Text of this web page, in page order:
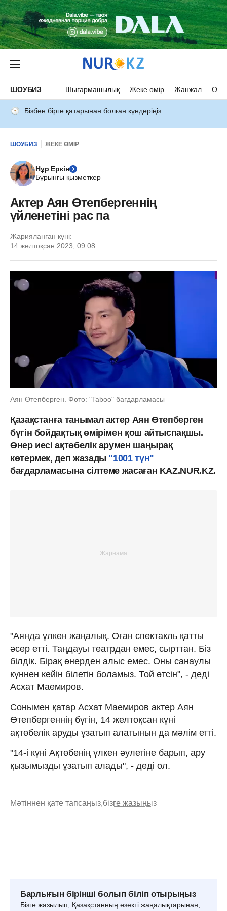
ШОУБИЗ Шығармашылық Жеке өмір Жанжал
Бізбен бірге қатарынан болған күндеріңіз
ШОУБИЗ ЖЕКЕ ӨМІР
Нұр Еркін
Бұрынғы қызметкер
Актер Аян Өтепбергеннің
үйленетіні рас па
Жарияланған күні:
14 желтоқсан 2023, 09:08
Аян Өтепберген. Фото: "Taboo" бағдарламасы
Қазақстанға танымал актер Аян Өтепберген
бүгін бойдақтық өмірімен қош айтыспақшы.
Өнер иесі ақтөбелік арумен шаңырақ
көтермек, деп жазады"1001 түн"
бағдарламасына сілтеме жасаған KAZ.NUR.KZ.
"Аянда үлкен жаңалық. Оған спектакль қатты
әсер етті. Таңдауы театрдан емес, сырттан. Біз
білдік. Бірақ өнерден алыс емес. Оны санаулы
күннен кейін білетін боламыз. Той өтсін", - деді
Асхат Маемиров.
Сонымен қатар Асхат Маемиров актер Аян
Өтепбергеннің бүгін, 14 желтоқсан күні
ақтөбелік аруды ұзатып алатынын да мәлім етті.
"14-і күні Ақтөбенің үлкен әулетіне барып, ару
қызымызды ұзатып алады", - деді ол.
Мәтіннен қате тапсаңыз,бізге жазыңыз
Барлығын бірінші болып біліп отырыңыз
Бізге жазылып, Қазақстанның өзекті жаңалықтарынан,